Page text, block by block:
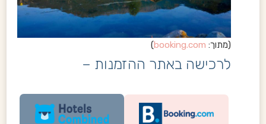
(מתוך: booking.com
)
לרכישה באתר ההזמנות –